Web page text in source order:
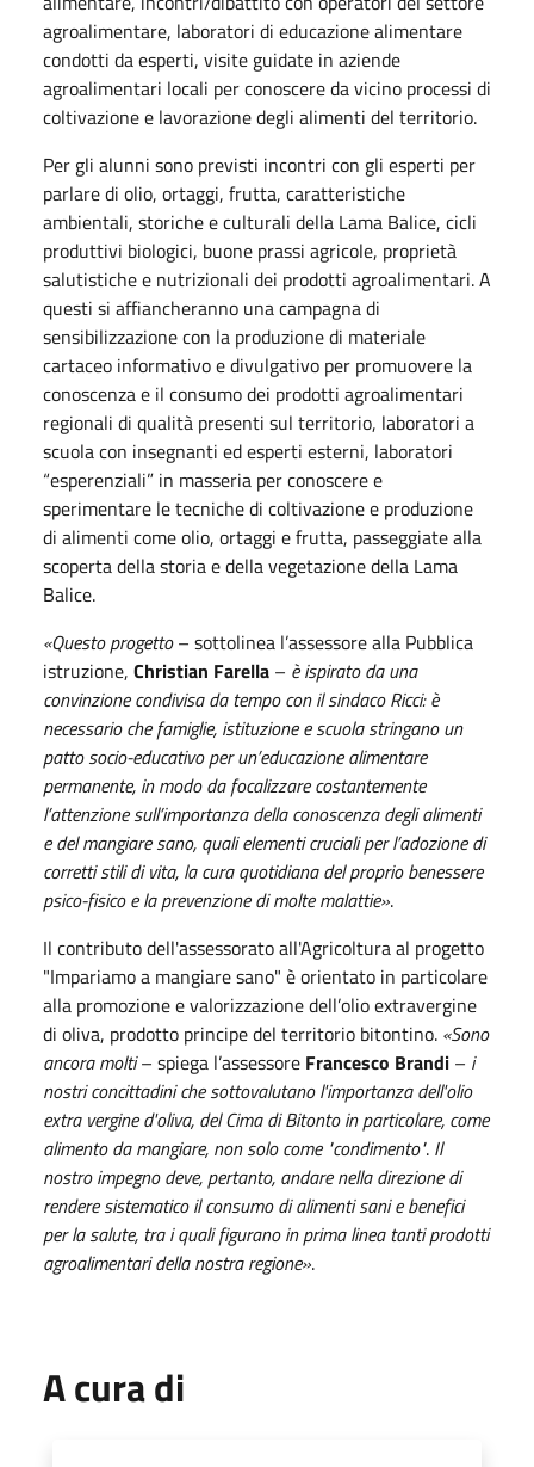
agroalimentare, laboratori di educazione alimentare
condotti da esperti, visite guidate in aziende
agroalimentari locali per conoscere da vicino processi di
coltivazione e lavorazione degli alimenti del territorio.
Per gli alunni sono previsti incontri con gli esperti per
parlare di olio, ortaggi, frutta, caratteristiche
ambientali, storiche e culturali della Lama Balice, cicli
produttivi biologici, buone prassi agricole, proprietà
salutistiche e nutrizionali dei prodotti agroalimentari. A
questi si affiancheranno una campagna di
sensibilizzazione con la produzione di materiale
cartaceo informativo e divulgativo per promuovere la
conoscenza e il consumo dei prodotti agroalimentari
regionali di qualità presenti sul territorio, laboratori a
scuola con insegnanti ed esperti esterni, laboratori
“esperenziali” in masseria per conoscere e
sperimentare le tecniche di coltivazione e produzione
di alimenti come olio, ortaggi e frutta, passeggiate alla
scoperta della storia e della vegetazione della Lama
Balice.
«Questo progetto– sottolinea l’assessore alla Pubblica
istruzione, Christian Farella – è ispirato da una
convinzione condivisa da tempo con il sindaco Ricci: è
necessario che famiglie, istituzione e scuola stringano un
patto socio-educativo per un’educazione alimentare
permanente, in modo da focalizzare costantemente
l’attenzione sull’importanza della conoscenza degli alimenti
e del mangiare sano, quali elementi cruciali per l’adozione di
corretti stili di vita, la cura quotidiana del proprio benessere
psico-fisico e la prevenzione di molte malattie».
Il contributo dell'assessorato all'Agricoltura al progetto
"Impariamo a mangiare sano" è orientato in particolare
alla promozione e valorizzazione dell’olio extravergine
di oliva, prodotto principe del territorio bitontino. «Sono
ancora molti– spiega l’assessore Francesco Brandi – i
nostri concittadini che sottovalutano l'importanza dell'olio
extra vergine d'oliva, del Cima di Bitonto in particolare, come
alimento da mangiare, non solo come "condimento". Il
nostro impegno deve, pertanto, andare nella direzione di
rendere sistematico il consumo di alimenti sani e benefici
per la salute, tra i quali figurano in prima linea tanti prodotti
agroalimentari della nostra regione».
A cura di